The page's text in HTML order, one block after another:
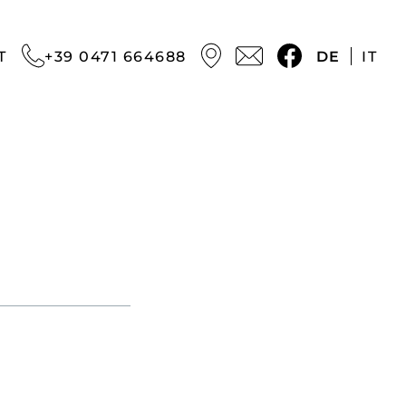
+39 0471 664688 DE IT